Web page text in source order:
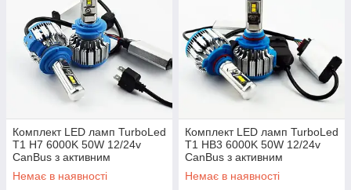
Комплект LED ламп TurboLed
T1 H7 6000K 50W 12/24v
CanBus з активним
охолодженням
Немає в наявності
Комплект LED ламп TurboLed
T1 HB3 6000K 50W 12/24v
CanBus з активним
охолодженням
Немає в наявності